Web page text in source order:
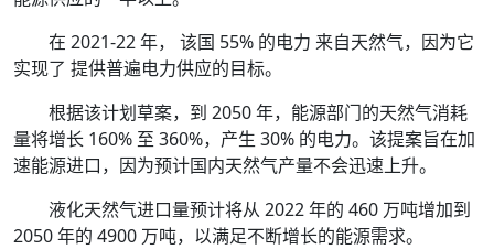
在 2021-22 年， 该国 55% 的电力 来自天然气，因为它
实现了 提供普遍电力供应的目标。
根据该计划草案，到 2050 年，能源部门的天然气消耗
量将增长 160% 至 360%，产生 30% 的电力。该提案旨在加
速能源进口，因为预计国内天然气产量不会迅速上升。
液化天然气进口量预计将从 2022 年的 460 万吨增加到
2050 年的 4900 万吨，以满足不断增长的能源需求。